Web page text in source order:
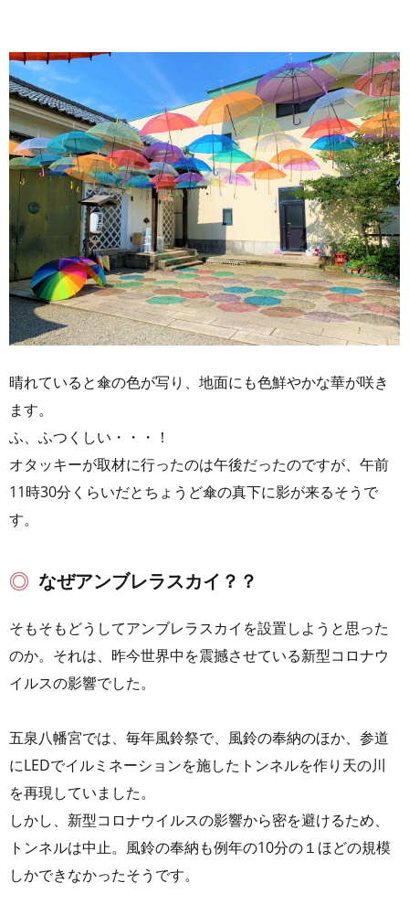
晴れていると傘の色が写り、地面にも色鮮やかな華が咲き
ます。
ふ、ふつくしい・・・！
オタッキーが取材に行ったのは午後だったのですが、午前
11時30分くらいだとちょうど傘の真下に影が来るそうで
す。
なぜアンブレラスカイ？？
そもそもどうしてアンブレラスカイを設置しようと思った
のか。それは、昨今世界中を震撼させている新型コロナウ
イルスの影響でした。
五泉八幡宮では、毎年風鈴祭で、風鈴の奉納のほか、参道
にLEDでイルミネーションを施したトンネルを作り天の川
を再現していました。
しかし、新型コロナウイルスの影響から密を避けるため、
トンネルは中止。風鈴の奉納も例年の10分の１ほどの規模
しかできなかったそうです。